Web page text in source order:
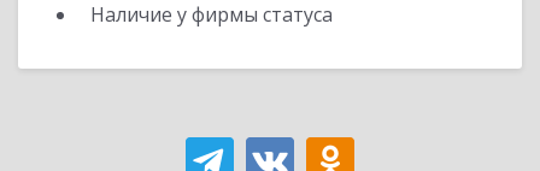
Наличие у фирмы статуса